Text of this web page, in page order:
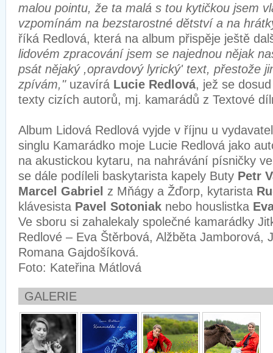
malou pointu, že ta malá s tou kytičkou jsem
vzpomínám na bezstarostné dětství a na
říká Redlová, která na album přispěje ještě
lidovém zpracování jsem se najednou nějak
psát nějaký ,opravdový lyrický' text, přestože
zpívám," uzavírá Lucie Redlová, jež se
texty cizích autorů, mj. kamarádů z Textové
Album Lidová Redlová vyjde v říjnu u
singlu Kamarádko moje Lucie Redlová jako
na akustickou kytaru, na nahrávání písničky
se dále podíleli baskytarista kapely Buty Petr
Marcel Gabriel z Mňágy a Žďorp, kytarista
klávesista Pavel Sotoniak nebo houslistka
Ve sboru si zahalekaly společné kamarádky
Redlové – Eva Štěrbová, Alžběta Jamborová,
Romana Gajdošíková.
Foto: Kateřina Mátlová
GALERIE